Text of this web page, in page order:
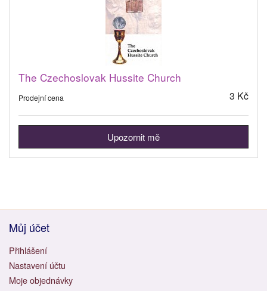
The Czechoslovak Hussite Church
Prodejní cena 3 Kč
Upozornit mě
Můj účet
Přihlášení
Nastavení účtu
Moje objednávky